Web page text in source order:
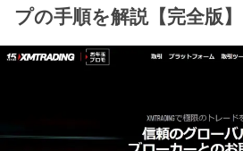
プの手順を解説【完全版】